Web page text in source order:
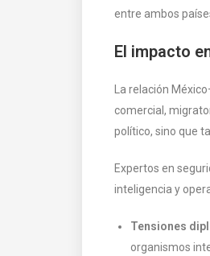
entre ambos
El impacto
La relación
comercial,
político, sino que
Expertos en
inteligencia y
Tensiones
organismos